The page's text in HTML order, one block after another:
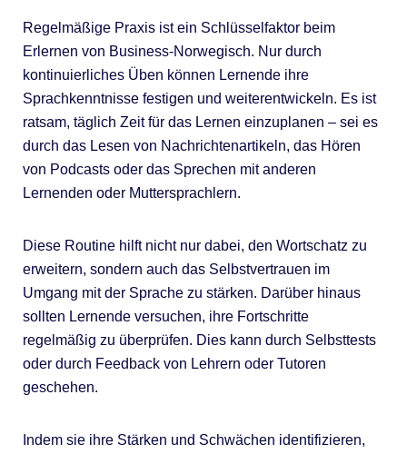
Regelmäßige Praxis ist ein Schlüsselfaktor beim
Erlernen von Business-Norwegisch. Nur durch
kontinuierliches Üben können Lernende ihre
Sprachkenntnisse festigen und weiterentwickeln. Es ist
ratsam, täglich Zeit für das Lernen einzuplanen – sei es
durch das Lesen von Nachrichtenartikeln, das Hören
von Podcasts oder das Sprechen mit anderen
Lernenden oder Muttersprachlern.
Diese Routine hilft nicht nur dabei, den Wortschatz zu
erweitern, sondern auch das Selbstvertrauen im
Umgang mit der Sprache zu stärken. Darüber hinaus
sollten Lernende versuchen, ihre Fortschritte
regelmäßig zu überprüfen. Dies kann durch Selbsttests
oder durch Feedback von Lehrern oder Tutoren
geschehen.
Indem sie ihre Stärken und Schwächen identifizieren,